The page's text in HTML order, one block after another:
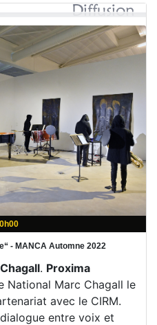
- MANCA Automne 2022
. Proxima
National Marc Chagall le
avec le CIRM.
dialogue entre voix et